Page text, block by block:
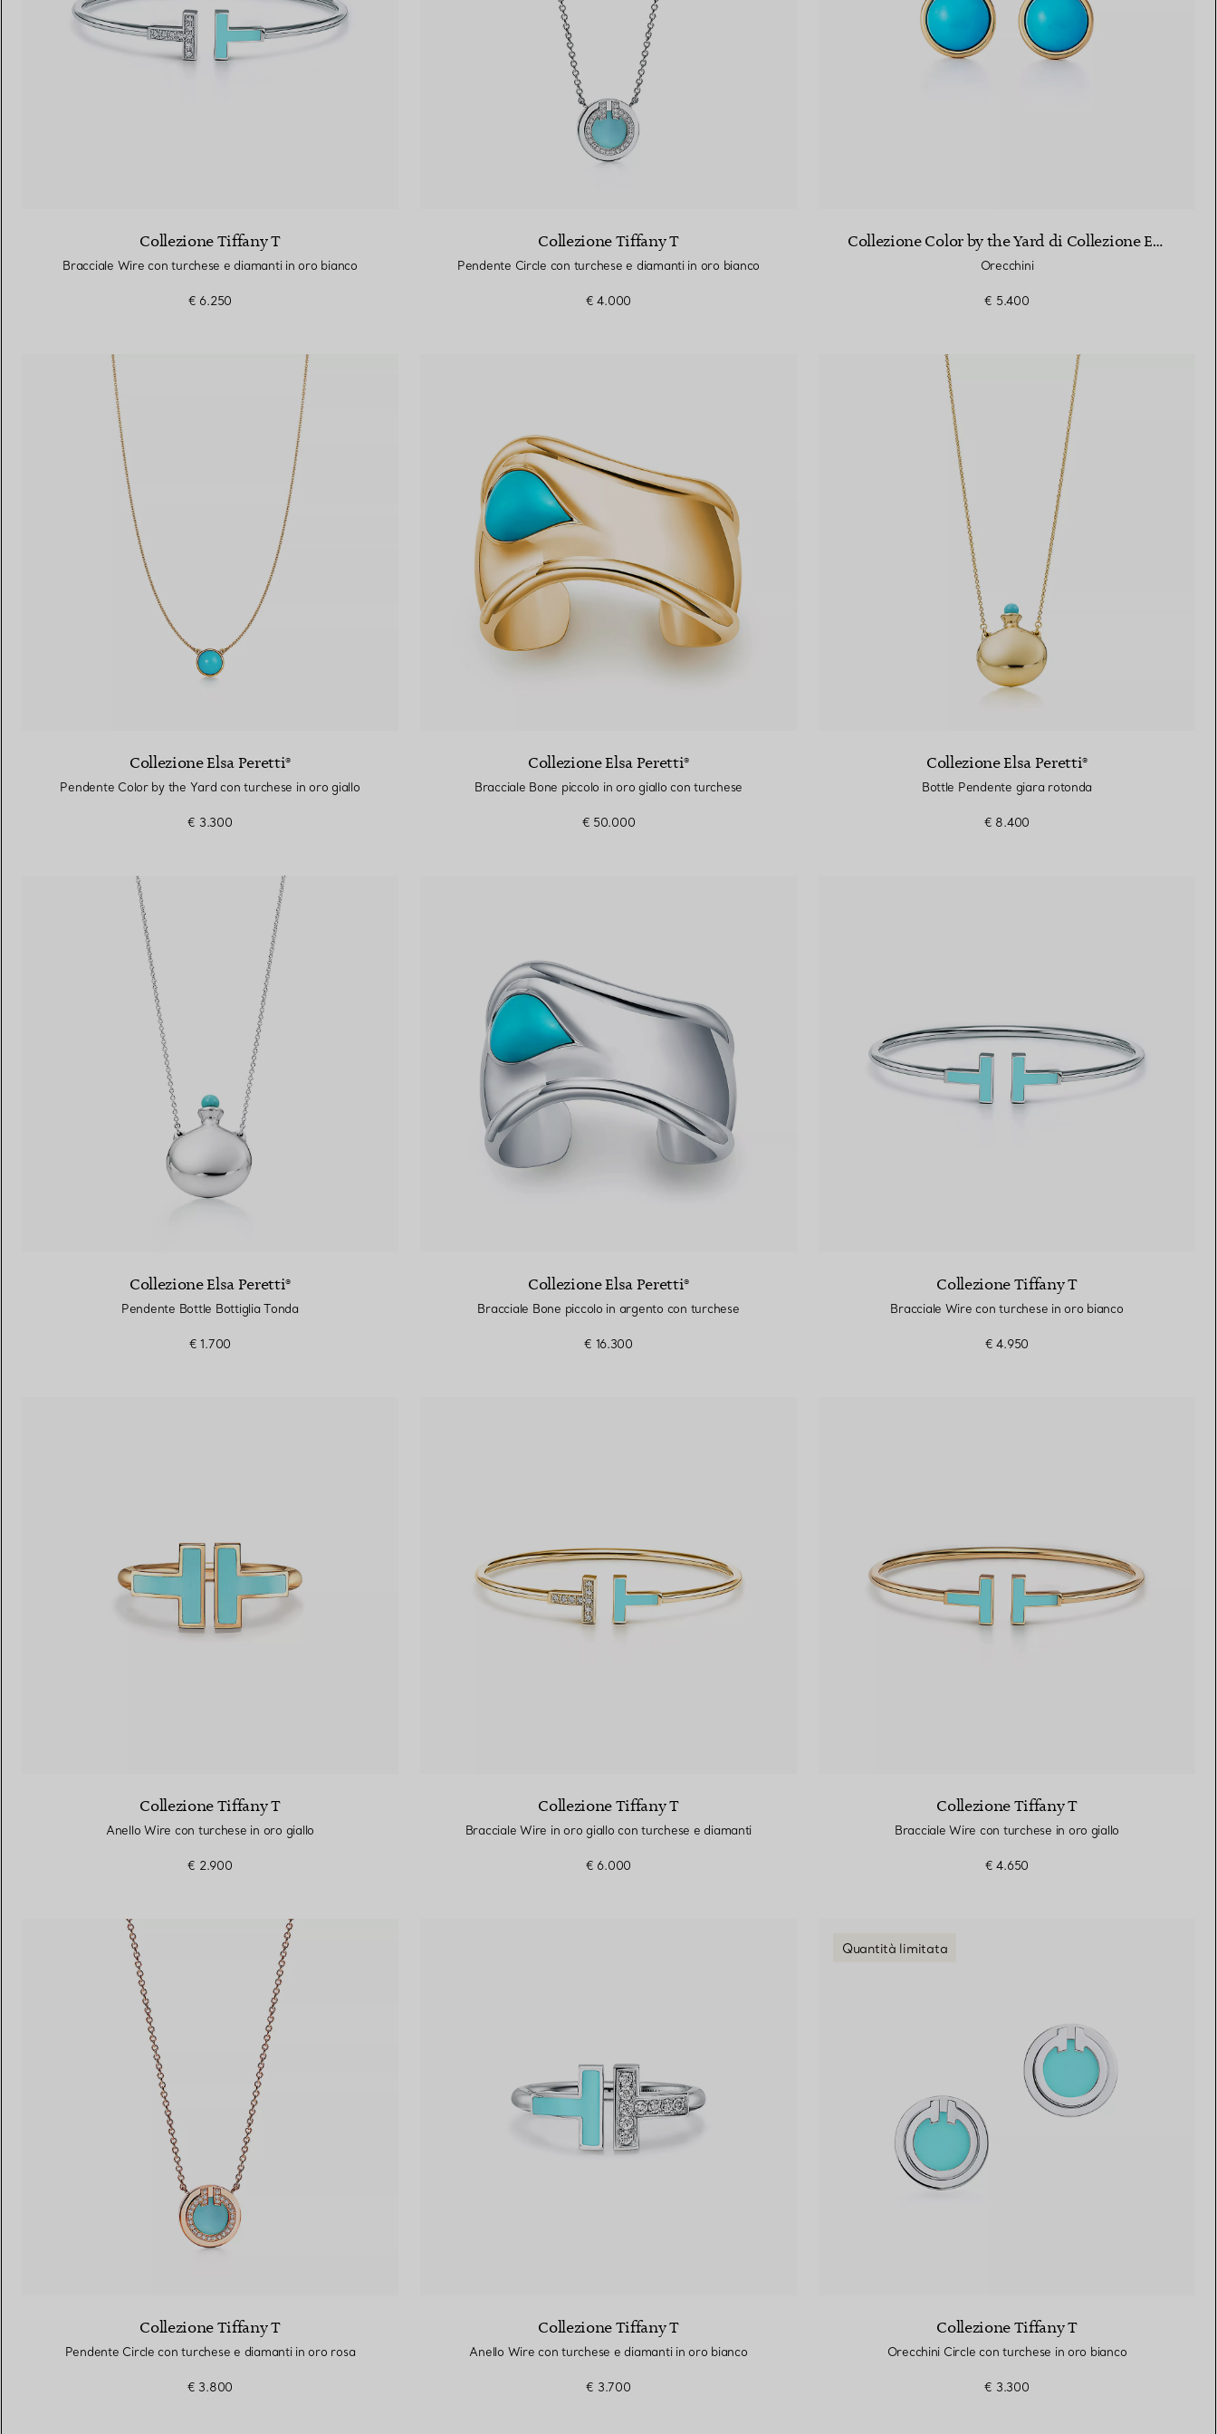
Collezione Tiffany T
Bracciale Wire con turchese e diamanti in oro bianco
€ 6.250
Collezione Tiffany T
Pendente Circle con turchese e diamanti in oro bianco
€ 4.000
Collezione Color by the Yard di Collezione Elsa Peretti®
Orecchini
€ 5.400
Collezione Elsa Peretti®
Pendente Color by the Yard con turchese in oro giallo
€ 3.300
Collezione Elsa Peretti®
Bracciale Bone piccolo in oro giallo con turchese
€ 50.000
Collezione Elsa Peretti®
Bottle Pendente giara rotonda
€ 8.400
Collezione Elsa Peretti®
Pendente Bottle Bottiglia Tonda
€ 1.700
Collezione Elsa Peretti®
Bracciale Bone piccolo in argento con turchese
€ 16.300
Collezione Tiffany T
Bracciale Wire con turchese in oro bianco
€ 4.950
Collezione Tiffany T
Anello Wire con turchese in oro giallo
€ 2.900
Collezione Tiffany T
Bracciale Wire in oro giallo con turchese e diamanti
€ 6.000
Collezione Tiffany T
Bracciale Wire con turchese in oro giallo
€ 4.650
Collezione Tiffany T
Pendente Circle con turchese e diamanti in oro rosa
€ 3.800
Collezione Tiffany T
Anello Wire con turchese e diamanti in oro bianco
€ 3.700
Quantità limitata
Collezione Tiffany T
Orecchini Circle con turchese in oro bianco
€ 3.300